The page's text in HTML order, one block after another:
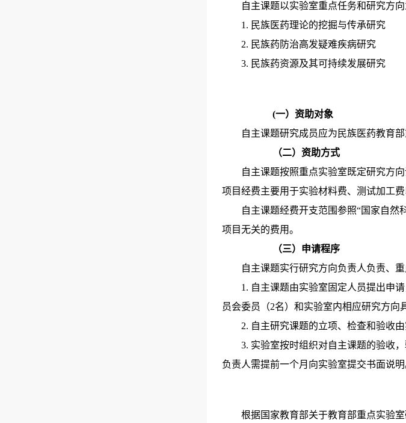
自主课题以实验室重点任务和研究方
1. 民族医药理论的挖掘与传承研究
2. 民族药防治高发疑难疾病研究
3. 民族药资源及其可持续发展研究
(一）资助对象
自主课题研究成员应为民族医药教育
（二）资助方式
自主课题按照重点实验室既定研究方
项目经费主要用于实验材料费、测试加工费
自主课题经费开支范围参照“国家自然
项目无关的费用。
（三）申请程序
自主课题实行研究方向负责人负责、
1. 自主课题由实验室固定人员提出申
员会委员（2名）和实验室内相应研究方向
2. 自主研究课题的立项、检查和验收
3. 实验室按时组织对自主课题的验收
负责人需提前一个月向实验室提交书面说
根据国家教育部关于教育部重点实验